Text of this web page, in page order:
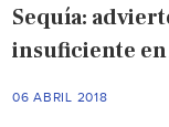
Sequía:
insuficiente
06 ABRIL 2018